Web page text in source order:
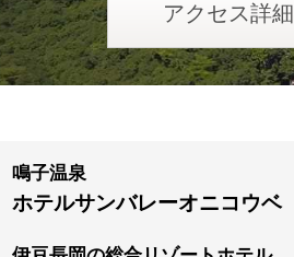
アクセス詳細
鳴子温泉
ホテルサンバレーオニコウベ